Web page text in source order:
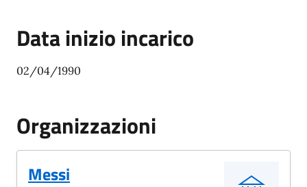
Data inizio incarico
02/04/1990
Organizzazioni
Messi